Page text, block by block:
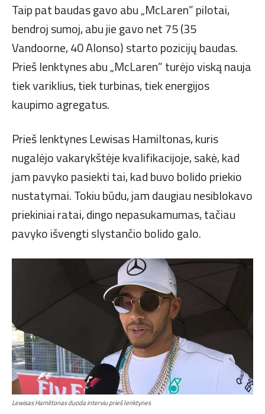
Taip pat baudas gavo abu „McLaren” pilotai,
bendroj sumoj, abu jie gavo net 75 (35
Vandoorne, 40 Alonso) starto pozicijų baudas.
Prieš lenktynes abu „McLaren” turėjo viską nauja
tiek variklius, tiek turbinas, tiek energijos
kaupimo agregatus.
Prieš lenktynes Lewisas Hamiltonas, kuris
nugalėjo vakarykštėje kvalifikacijoje, sakė, kad
jam pavyko pasiekti tai, kad buvo bolido priekio
nustatymai. Tokiu būdu, jam daugiau nesiblokavo
priekiniai ratai, dingo nepasukamumas, tačiau
pavyko išvengti slystančio bolido galo.
Lewisas Hamiltonas duoda interviu prieš lenktynes